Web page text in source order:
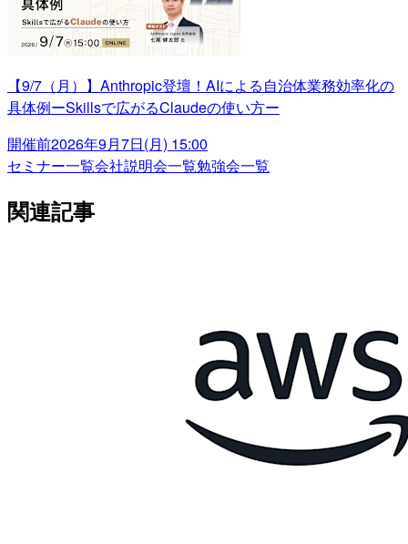
【9/7（月）】Anthropic登壇！AIによる自治体業務効率化の
具体例ーSkillsで広がるClaudeの使い方ー
開催前2026年9月7日(月) 15:00
セミナー一覧会社説明会一覧勉強会一覧
関連記事